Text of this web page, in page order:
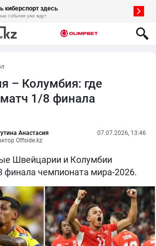
– Колумбия: где
1/8 финала
Анастасия
Offside.kz
07.07.2026, 13:46
Швейцарии и Колумбии
финала чемпионата мира-2026.